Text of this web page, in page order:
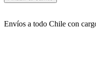
Piedra
cantidad
Envíos a todo Chile con